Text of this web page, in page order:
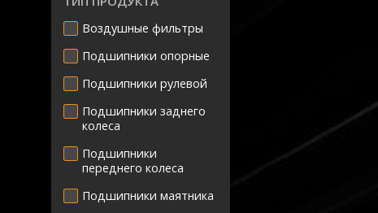
Воздушные фильтры
Подшипники опорные
Подшипники рулевой
Подшипники заднего
колеса
Подшипники
переднего колеса
Подшипники маятника